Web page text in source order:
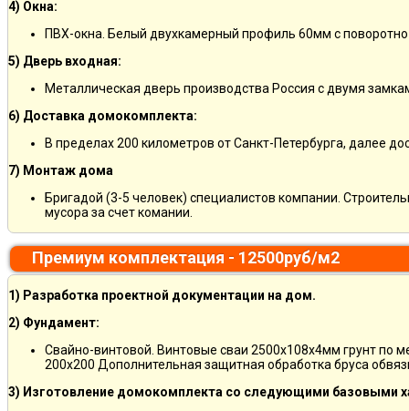
4) Окна:
ПВХ-окна. Белый двухкамерный профиль 60мм с
5) Дверь входная:
Металлическая дверь производства Россия с двумя
6) Доставка домокомплекта:
В пределах 200 километров от Санкт-Петербурга, далее
7) Монтаж дома
Бригадой (3-5 человек) специалистов компании.
мусора за счет комании.
Премиум комплектация - 12500руб/м2
1) Разработка проектной документации на дом.
2) Фундамент:
Свайно-винтовой. Винтовые сваи 2500х108х4мм грунт по
200х200 Дополнительная защитная обработка бруса
3) Изготовление домокомплекта со следующими базовыми